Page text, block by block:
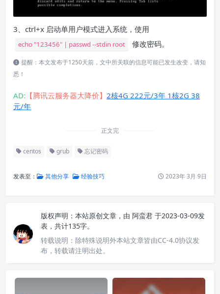
3、ctrl+x 启动单用户模式进入系统，使用
echo "123456" | passwd --stdin root 修改密码。
提醒：本文发布于1250天前，文中所关联的信息可能已发生改变，请知
悉！
AD: 【腾讯云服务器大降价】 2核4G 222元/3年 1核2G 38
元/年
正文完
centos grub 忘记密码
发表至： 其他分享 经验技巧 2023年 3月 9日
版权声明： 本站原创文章，由 阿蛮君 于2023-03-09发
表，共计135字。
转载说明： 除特殊说明外本站文章皆由CC-4.0协议发
布，转载请注明出处。